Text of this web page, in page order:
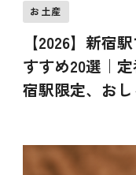
お土産
【2026】新宿
すすめ20選｜
宿駅限定、お